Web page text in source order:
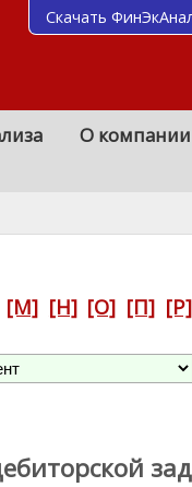
О компании
[М] [Н] [О] [П] [Р]
Скачать